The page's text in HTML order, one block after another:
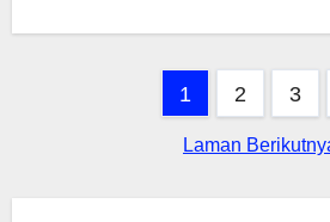
bagaimana PAFI berperan
masyarakat!
1 2 3
Laman